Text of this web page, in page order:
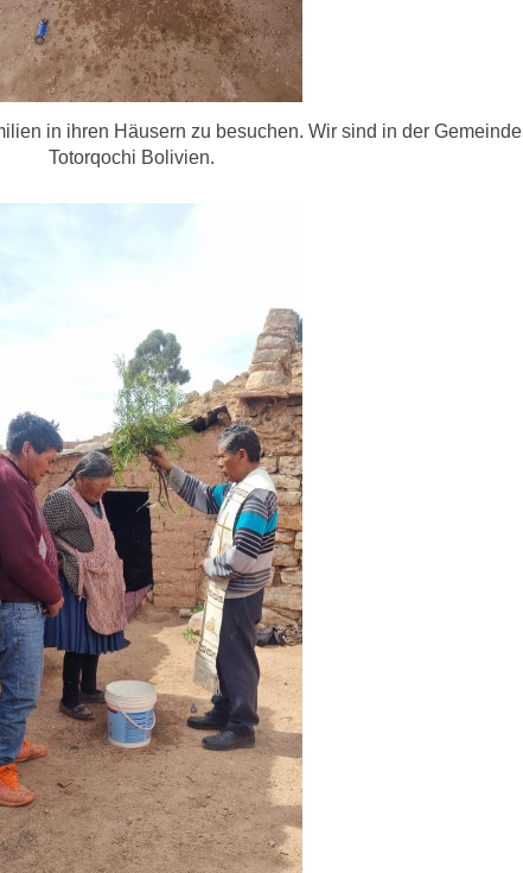
in ihren Häusern zu besuchen. Wir sind in der Gemeinde
Totorqochi Bolivien.